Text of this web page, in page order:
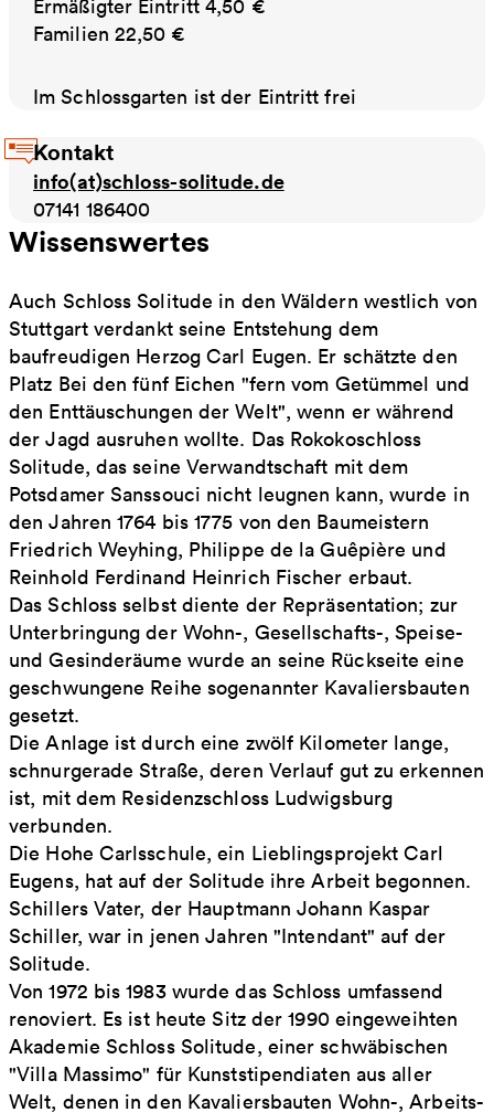
Ermäßigter Eintritt 4,50 €
Familien 22,50 €
Im Schlossgarten ist der Eintritt frei
Kontakt
info(at)schloss-solitude.de
07141 186400
Wissenswertes
Auch Schloss Solitude in den Wäldern westlich von
Stuttgart verdankt seine Entstehung dem
baufreudigen Herzog Carl Eugen. Er schätzte den
Platz Bei den fünf Eichen "fern vom Getümmel und
den Enttäuschungen der Welt", wenn er während
der Jagd ausruhen wollte. Das Rokokoschloss
Solitude, das seine Verwandtschaft mit dem
Potsdamer Sanssouci nicht leugnen kann, wurde in
den Jahren 1764 bis 1775 von den Baumeistern
Friedrich Weyhing, Philippe de la Guêpière und
Reinhold Ferdinand Heinrich Fischer erbaut.
Das Schloss selbst diente der Repräsentation; zur
Unterbringung der Wohn-, Gesellschafts-, Speise-
und Gesinderäume wurde an seine Rückseite eine
geschwungene Reihe sogenannter Kavaliersbauten
gesetzt.
Die Anlage ist durch eine zwölf Kilometer lange,
schnurgerade Straße, deren Verlauf gut zu erkennen
ist, mit dem Residenzschloss Ludwigsburg
verbunden.
Die Hohe Carlsschule, ein Lieblingsprojekt Carl
Eugens, hat auf der Solitude ihre Arbeit begonnen.
Schillers Vater, der Hauptmann Johann Kaspar
Schiller, war in jenen Jahren "Intendant" auf der
Solitude.
Von 1972 bis 1983 wurde das Schloss umfassend
renoviert. Es ist heute Sitz der 1990 eingeweihten
Akademie Schloss Solitude, einer schwäbischen
"Villa Massimo" für Kunststipendiaten aus aller
Welt, denen in den Kavaliersbauten Wohn-, Arbeits-